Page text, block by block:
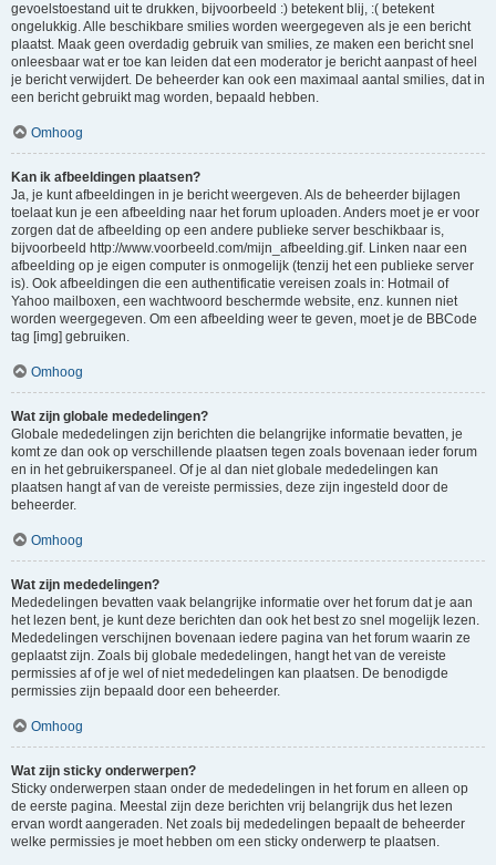
gevoelstoestand uit te drukken, bijvoorbeeld :) betekent blij, :( betekent
ongelukkig. Alle beschikbare smilies worden weergegeven als je een bericht
plaatst. Maak geen overdadig gebruik van smilies, ze maken een bericht snel
onleesbaar wat er toe kan leiden dat een moderator je bericht aanpast of heel
je bericht verwijdert. De beheerder kan ook een maximaal aantal smilies, dat in
een bericht gebruikt mag worden, bepaald hebben.
Omhoog
Kan ik afbeeldingen plaatsen?
Ja, je kunt afbeeldingen in je bericht weergeven. Als de beheerder bijlagen
toelaat kun je een afbeelding naar het forum uploaden. Anders moet je er voor
zorgen dat de afbeelding op een andere publieke server beschikbaar is,
bijvoorbeeld http://www.voorbeeld.com/mijn_afbeelding.gif. Linken naar een
afbeelding op je eigen computer is onmogelijk (tenzij het een publieke server
is). Ook afbeeldingen die een authentificatie vereisen zoals in: Hotmail of
Yahoo mailboxen, een wachtwoord beschermde website, enz. kunnen niet
worden weergegeven. Om een afbeelding weer te geven, moet je de BBCode
tag [img] gebruiken.
Omhoog
Wat zijn globale mededelingen?
Globale mededelingen zijn berichten die belangrijke informatie bevatten, je
komt ze dan ook op verschillende plaatsen tegen zoals bovenaan ieder forum
en in het gebruikerspaneel. Of je al dan niet globale mededelingen kan
plaatsen hangt af van de vereiste permissies, deze zijn ingesteld door de
beheerder.
Omhoog
Wat zijn mededelingen?
Mededelingen bevatten vaak belangrijke informatie over het forum dat je aan
het lezen bent, je kunt deze berichten dan ook het best zo snel mogelijk lezen.
Mededelingen verschijnen bovenaan iedere pagina van het forum waarin ze
geplaatst zijn. Zoals bij globale mededelingen, hangt het van de vereiste
permissies af of je wel of niet mededelingen kan plaatsen. De benodigde
permissies zijn bepaald door een beheerder.
Omhoog
Wat zijn sticky onderwerpen?
Sticky onderwerpen staan onder de mededelingen in het forum en alleen op
de eerste pagina. Meestal zijn deze berichten vrij belangrijk dus het lezen
ervan wordt aangeraden. Net zoals bij mededelingen bepaalt de beheerder
welke permissies je moet hebben om een sticky onderwerp te plaatsen.